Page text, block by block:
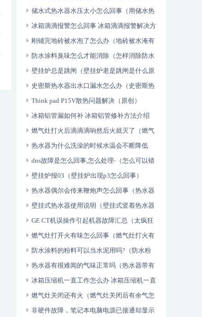
清理方法）
储水式热水器水压太小怎么回事（用储水热
水器水压小怎么办）
冰箱滴滴报警怎么回事 冰箱滴滴报警解决方
法（快来看）
刚铺完地砖被水泡了怎么办（地砖被水淹有
影响吗）
防水涂料臭味怎么才能消除（怎样消除防水
涂料的气味）
壁挂炉总是跳闸（壁挂炉老是跳闸是什么原
因）史密斯热水器出水口漏水怎么办（史密斯热
水器漏水怎么办）
Think pad P15V散热问题解决（原创）
冰箱铝管漏如何补 冰箱铝管修补方法介绍
（怎么可以错过）
燃气灶打火后滴滴滴响然后火就灭了（燃气
灶打火老滴滴响怎么办）
热水器为什么洗澡的时候水温会不断降低
（洗澡热水器水温低怎么回事）
dns故障是怎么回事,怎么处理-（怎么可以错
过）
壁挂炉报03（壁挂炉出现p3怎么回事）
热水器偶尔会传来鞭炮声怎么回事（热水器
有放炮现象怎么办）
壁挂式热水器使用说明（壁挂式竖着热水器
清洗方法）
GE CT机误操作引起机器故障汇总（太疯狂
了）
燃气灶打开火有味怎么回事（燃气灶打火有
汽油味怎么办）
防水涂料的粉料可以当水泥用吗?（防水粉
可以防水吗）
热水器有很难闻的气味正常吗（热水器带有
刺鼻气味怎么办）
冰箱压缩机一直工作怎么办 冰箱压缩机一直
工作解决方法（万万没想到）
燃气灶关闭还有火（燃气灶关闭后有余气怎
么办）
非硬件故障，笔记本电脑电源已接通却显示